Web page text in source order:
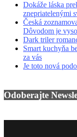
Dokáže láska
znepriatelenými
Česká
Dôvodom je
Dark triler
Smart kuchyňa
za vás
Je toto nová
Odoberajte